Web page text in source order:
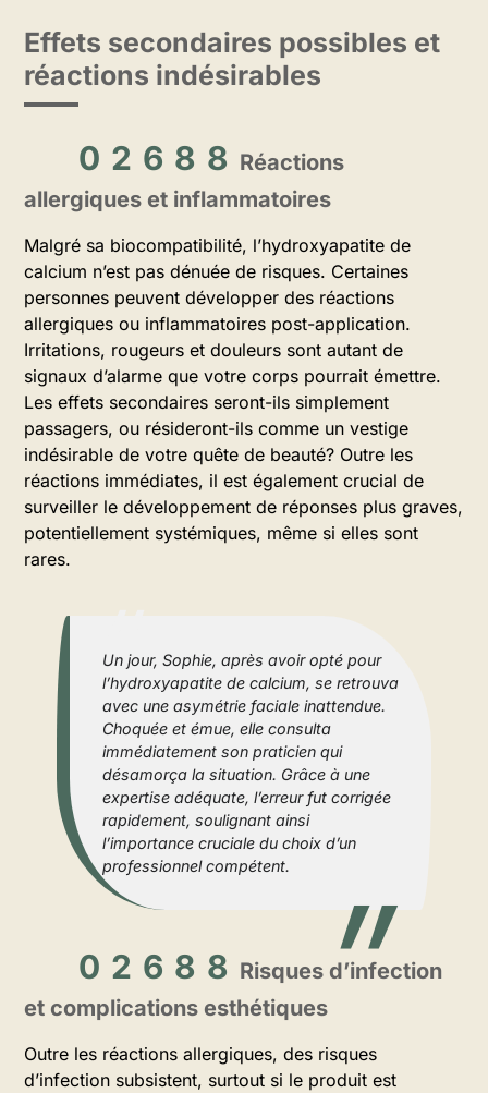
Effets secondaires possibles et
réactions indésirables
Réactions
allergiques et inflammatoires
Malgré sa biocompatibilité, l’hydroxyapatite de
calcium n’est pas dénuée de risques. Certaines
personnes peuvent développer des réactions
allergiques ou inflammatoires post-application.
Irritations, rougeurs et douleurs sont autant de
signaux d’alarme que votre corps pourrait émettre.
Les effets secondaires seront-ils simplement
passagers, ou résideront-ils comme un vestige
indésirable de votre quête de beauté? Outre les
réactions immédiates, il est également crucial de
surveiller le développement de réponses plus graves,
potentiellement systémiques, même si elles sont
rares.
Un jour, Sophie, après avoir opté pour
l’hydroxyapatite de calcium, se retrouva
avec une asymétrie faciale inattendue.
Choquée et émue, elle consulta
immédiatement son praticien qui
désamorça la situation. Grâce à une
expertise adéquate, l’erreur fut corrigée
rapidement, soulignant ainsi
l’importance cruciale du choix d’un
professionnel compétent.
Risques d’infection
et complications esthétiques
Outre les réactions allergiques, des risques
d’infection subsistent, surtout si le produit est